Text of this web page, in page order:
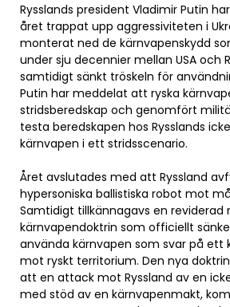
Rysslands president Vladimir Putin
året trappat upp aggressiviteten i
monterat ned de kärnvapenskydd
under sju decennier mellan USA och
samtidigt sänkt tröskeln för
Putin har meddelat att ryska
stridsberedskap och genomfört
testa beredskapen hos Rysslands
kärnvapen i ett stridsscenario.
Året avslutades med att Ryssland
hypersoniska ballistiska robot mot
Samtidigt tillkännagavs en reviderad
kärnvapendoktrin som officiellt
använda kärnvapen som svar på ett
mot ryskt territorium. Den nya
att en attack mot Ryssland av en
med stöd av en kärnvapenmakt,